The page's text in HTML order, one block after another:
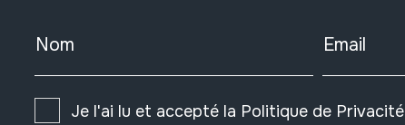
Nom Email
Je l'ai lu et accepté la Politique de Privacité